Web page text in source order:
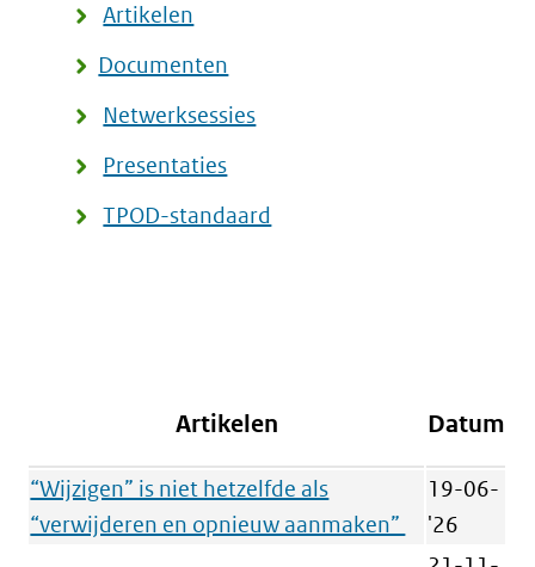
Artikelen
Documenten
Netwerksessies
Presentaties
TPOD-standaard
Artikelen Datum
“Wijzigen” is niet hetzelfde als
“verwijderen en opnieuw aanmaken”
19-06-
'26